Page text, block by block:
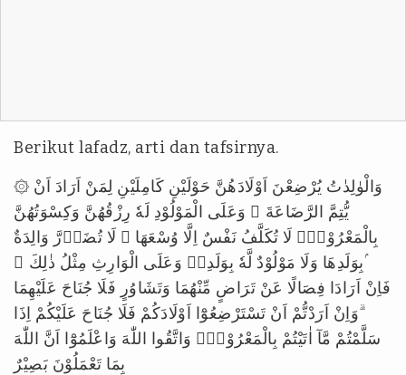
Berikut lafadz, arti dan tafsirnya.
۞ وَالْوٰلِدٰتُ يُرْضِعْنَ اَوْلَادَهُنَّ حَوْلَيْنِ كَامِلَيْنِ لِمَنْ اَرَادَ اَنْ
يُّتِمَّ الرَّضَاعَةَ ۗ وَعَلَى الْمَوْلُوْدِ لَهٗ رِزْقُهُنَّ وَكِسْوَتُهُنَّ
بِالْمَعْرُوْفِۗ لَا تُكَلَّفُ نَفْسٌ اِلَّا وُسْعَهَا ۚ لَا تُضَاۤرَّ وَالِدَةٌ
ۢبِوَلَدِهَا وَلَا مَوْلُوْدٌ لَّهٗ بِوَلَدِهٖ وَعَلَى الْوَارِثِ مِثْلُ ذٰلِكَ ۚ
فَاِنْ اَرَادَا فِصَالًا عَنْ تَرَاضٍ مِّنْهُمَا وَتَشَاوُرٍ فَلَا جُنَاحَ عَلَيْهِمَا
ۗوَاِنْ اَرَدْتُّمْ اَنْ تَسْتَرْضِعُوْٓا اَوْلَادَكُمْ فَلَا جُنَاحَ عَلَيْكُمْ اِذَا
سَلَّمْتُمْ مَّآ اٰتَيْتُمْ بِالْمَعْرُوْفِۗ وَاتَّقُوا اللّٰهَ وَاعْلَمُوْٓا اَنَّ اللّٰهَ
بِمَا تَعْمَلُوْنَ بَصِيْرٌ